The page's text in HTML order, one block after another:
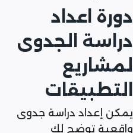
دورة اعداد
دراسة الجدوى
لمشاريع
التطبيقات
يمكن إعداد دراسة جدوى
واقعية توضح لك